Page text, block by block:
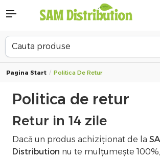
Pagina Start Politica De Retur
Politica de retur
Retur in 14 zile
Dacă un produs achiziționat de la
Distribution nu te mulțumește